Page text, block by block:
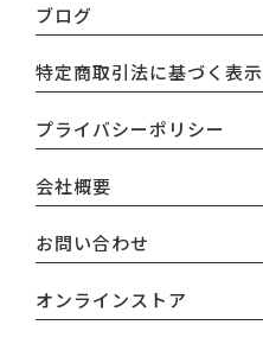
ブログ
特定商取引法に基づく表示
プライバシーポリシー
会社概要
お問い合わせ
オンラインストア